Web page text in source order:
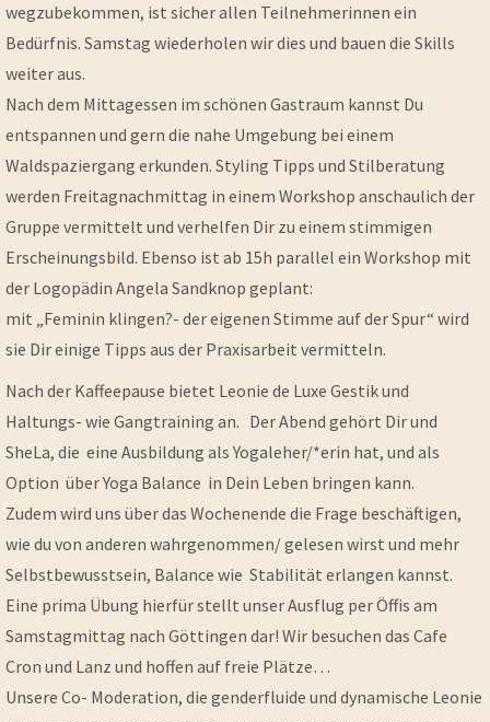
wegzubekommen, ist sicher allen Teilnehmerinnen ein
Bedürfnis. Samstag wiederholen wir dies und bauen die Skills
weiter aus.
Nach dem Mittagessen im schönen Gastraum kannst Du
entspannen und gern die nahe Umgebung bei einem
Waldspaziergang erkunden. Styling Tipps und Stilberatung
werden Freitagnachmittag in einem Workshop anschaulich der
Gruppe vermittelt und verhelfen Dir zu einem stimmigen
Erscheinungsbild. Ebenso ist ab 15h parallel ein Workshop mit
der Logopädin Angela Sandknop geplant:
mit „Feminin klingen?- der eigenen Stimme auf der Spur“ wird
sie Dir einige Tipps aus der Praxisarbeit vermitteln.
Nach der Kaffeepause bietet Leonie de Luxe Gestik und
Haltungs- wie Gangtraining an. Der Abend gehört Dir und
SheLa, die eine Ausbildung als Yogaleher/*erin hat, und als
Option über Yoga Balance in Dein Leben bringen kann.
Zudem wird uns über das Wochenende die Frage beschäftigen,
wie du von anderen wahrgenommen/ gelesen wirst und mehr
Selbstbewusstsein, Balance wie Stabilität erlangen kannst.
Eine prima Übung hierfür stellt unser Ausflug per Öffis am
Samstagmittag nach Göttingen dar! Wir besuchen das Cafe
Cron und Lanz und hoffen auf freie Plätze…
Unsere Co- Moderation, die genderfluide und dynamische Leonie